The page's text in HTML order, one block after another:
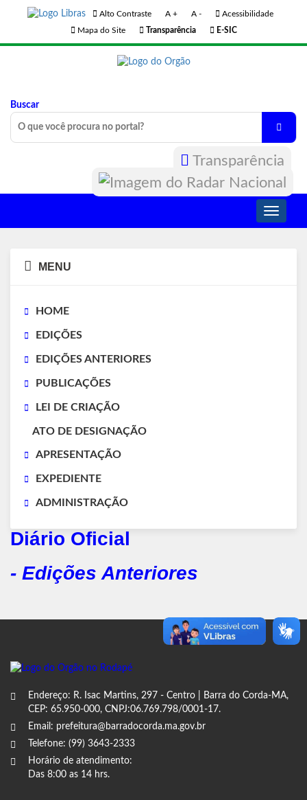
Alto Contraste A + A -
Acessibilidade
Mapa do Site
Transparência E-SIC
Buscar
Transparência
Toggle
MENU
HOME
EDIÇÕES
EDIÇÕES ANTERIORES
PUBLICAÇÕES
LEI DE CRIAÇÃO
ATO DE DESIGNAÇÃO
APRESENTAÇÃO
EXPEDIENTE
ADMINISTRAÇÃO
Diário Oficial
- Edições Anteriores
Endereço: R. Isac Martins, 297 - Centro | Barra do Corda-MA,
CEP: 65.950-000, CNPJ:06.769.798/0001-17.
Email: prefeitura@barradocorda.ma.gov.br
Telefone: (99) 3643-2333
Horário de atendimento:
Das 8:00 as 14 hrs.